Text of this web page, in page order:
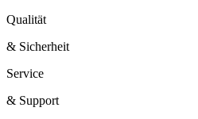
Qualität
& Sicherheit
Service
& Support